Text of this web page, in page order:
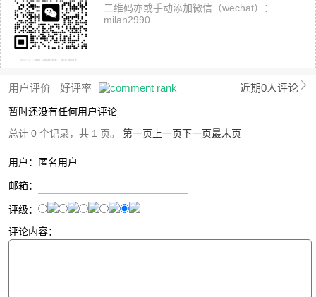
二维码亦或手动添加微信（wechat）：
milan2990
用户评价 好评率 近期0人评论
暂时还没有任何用户评论
总计 0 个记录，共 1 页。 第一页 上一页下一页最末页
用户：匿名用户
邮箱：
评级：
评论内容：